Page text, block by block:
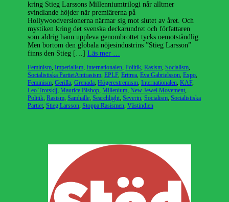
kring Stieg Larssons Millenniumtrilogi når alltmer
svindlande höjder när premiärerna på
Hollywoodversionerna närmar sig mot slutet av året. Och
mystiken kring det svenska deckarundret och författaren
som aldrig hann uppleva genombrottet tycks oemotståndlig.
Men bortom den globala nöjesindustrins ”Stieg Larsson”
finns den Stieg […] Läs mer …
Kategorier
Feminism, Imperialism, Internationalen, Politik, Rasism, Socialism,
Socialistiska PartietEtiketter
Antirasism, EPLF, Eritrea, Eva Gabrielsson, Expo,
Feminism, Gerilla, Grenada, Högerextremism, Internationalen, KAF,
Leo Trotskij, Maurice Bishop, Millenium, New Jewel Movement,
Politik, Rasism, Samhälle, Searchlight, Severin, Socialism, Socialistiska
Partiet, Stieg Larsson, Stoppa Rasismen, Västindien